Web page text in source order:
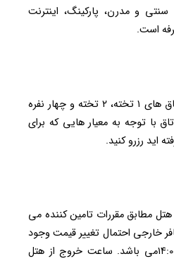
و مدرن، پارکینگ، اینترنت
است.
انوع اتاق های هتل شامل اتاق های ۱ تخته، ۲ تخته و چهار نفره
با توجه به معیار هایی که برای
اید رزرو کنید.
مطابق مقررات تامین کننده می
خارجی احتمال تغییر قیمت وجود
دارد. ساعت ورود به هتل ۱۴:00می باشد. ساعت خروج از هتل